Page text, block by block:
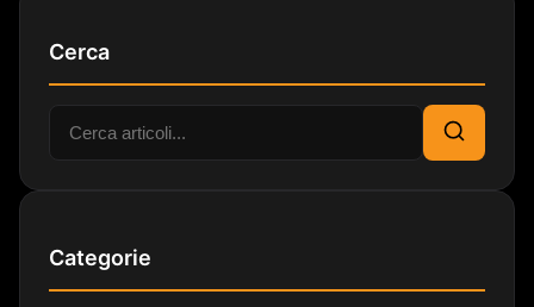
Cerca
Cerca:
Cerca
Categorie